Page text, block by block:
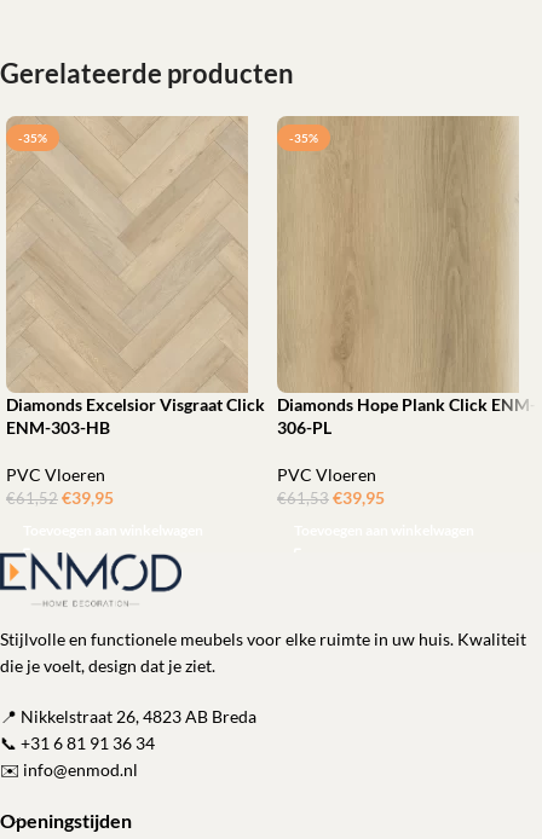
Gerelateerde producten
-35%
Diamonds Excelsior Visgraat Click
ENM-303-HB
PVC Vloeren
€61,52 €39,95
-35%
Diamonds Hope Plank Click ENM-
306-PL
PVC Vloeren
€61,53 €39,95
Stijlvolle en functionele meubels voor elke ruimte in uw huis. Kwaliteit
die je voelt, design dat je ziet.
📍 Nikkelstraat 26, 4823 AB Breda
📞 +31 6 81 91 36 34
✉️ info@enmod.nl
Openingstijden